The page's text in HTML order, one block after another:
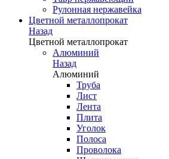
Рулонная нержавейка
Цветной металлопрокат
Назад
Цветной металлопрокат
Алюминий
Назад
Алюминий
Труба
Лист
Лента
Плита
Уголок
Полоса
Проволока